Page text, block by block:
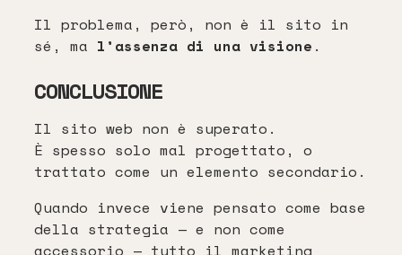
Il problema, però, non è il sito in
sé, ma l’assenza di una visione .
CONCLUSIONE
Il sito web non è superato.
È spesso solo mal progettato, o
trattato come un elemento secondario.
Quando invece viene pensato come base
della strategia — e non come
accessorio — tutto il marketing